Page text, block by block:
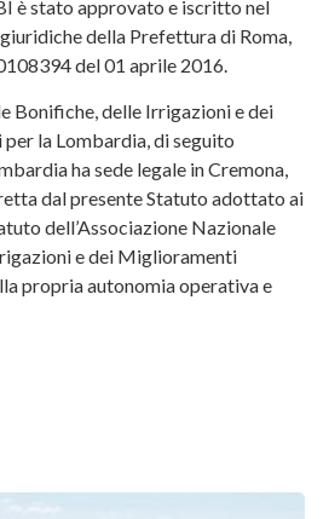
è stato approvato e iscritto nel
della Prefettura di Roma,
del 01 aprile 2016.
Bonifiche, delle Irrigazioni e dei
la Lombardia, di seguito
ha sede legale in Cremona,
dal presente Statuto adottato ai
dell’Associazione Nazionale
e dei Miglioramenti
propria autonomia operativa e